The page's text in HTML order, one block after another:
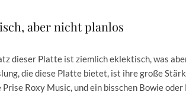
aber nicht planlos
dieser Platte ist ziemlich eklektisch, was
die diese Platte bietet, ist ihre große
Roxy Music, und ein bisschen Bowie